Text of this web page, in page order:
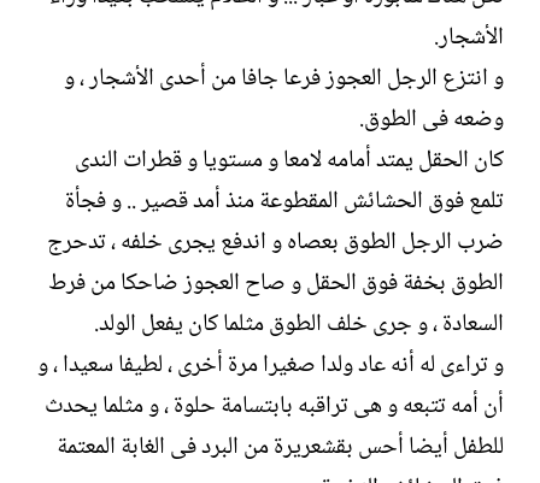
الأشجار.
و انتزع الرجل العجوز فرعا جافا من أحدى الأشجار ، و
وضعه فى الطوق.
كان الحقل يمتد أمامه لامعا و مستويا و قطرات الندى
تلمع فوق الحشائش المقطوعة منذ أمد قصير .. و فجأة
ضرب الرجل الطوق بعصاه و اندفع يجرى خلفه ، تدحرج
الطوق بخفة فوق الحقل و صاح العجوز ضاحكا من فرط
السعادة ، و جرى خلف الطوق مثلما كان يفعل الولد.
و تراءى له أنه عاد ولدا صغيرا مرة أخرى ، لطيفا سعيدا ، و
أن أمه تتبعه و هى تراقبه بابتسامة حلوة ، و مثلما يحدث
للطفل أيضا أحس بقشعريرة من البرد فى الغابة المعتمة